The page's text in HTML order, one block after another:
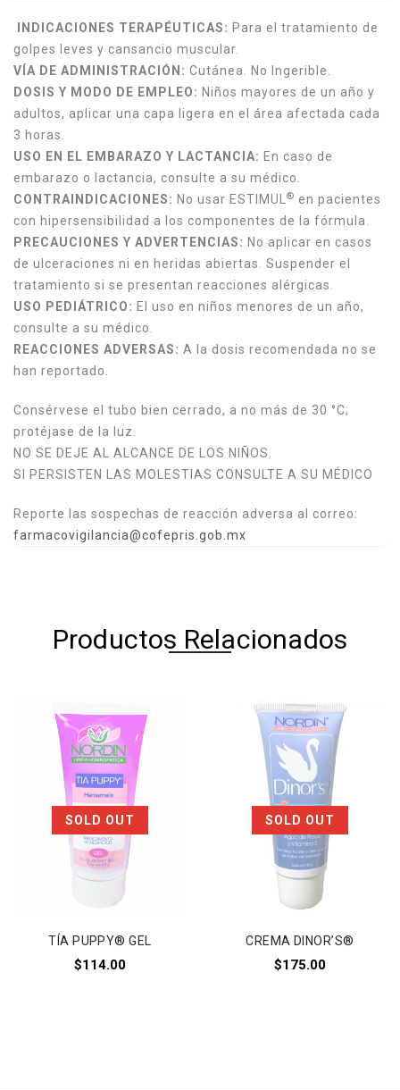
INDICACIONES TERAPÉUTICAS: Para el tratamiento de
golpes leves y cansancio muscular.
VÍA DE ADMINISTRACIÓN: Cutánea. No Ingerible.
DOSIS Y MODO DE EMPLEO: Niños mayores de un año y
adultos, aplicar una capa ligera en el área afectada cada
3 horas.
USO EN EL EMBARAZO Y LACTANCIA: En caso de
embarazo o lactancia, consulte a su médico.
CONTRAINDICACIONES: No usar ESTIMUL® en pacientes
con hipersensibilidad a los componentes de la fórmula.
PRECAUCIONES Y ADVERTENCIAS: No aplicar en casos
de ulceraciones ni en heridas abiertas. Suspender el
tratamiento si se presentan reacciones alérgicas.
USO PEDIÁTRICO: El uso en niños menores de un año,
consulte a su médico.
REACCIONES ADVERSAS: A la dosis recomendada no se
han reportado.
Consérvese el tubo bien cerrado, a no más de 30 °C;
protéjase de la luz.
NO SE DEJE AL ALCANCE DE LOS NIÑOS.
SI PERSISTEN LAS MOLESTIAS CONSULTE A SU MÉDICO
Reporte las sospechas de reacción adversa al correo:
farmacovigilancia@cofepris.gob.mx
Productos Relacionados
SOLD OUT
TÍA PUPPY® GEL
$114.00
SOLD OUT
CREMA DINOR’S®
$175.00